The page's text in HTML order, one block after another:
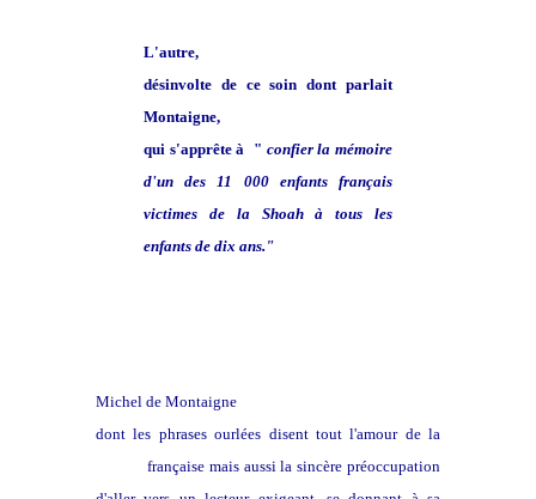
L'autre,
désinvolte de ce soin dont parlait
Montaigne,
qui s'apprête à " confier la mémoire
d'un des 11 000 enfants français
victimes de la Shoah à tous les
enfants de dix ans."
Michel de Montaigne
dont les phrases ourlées disent tout l'amour de la
française mais aussi la sincère préoccupation